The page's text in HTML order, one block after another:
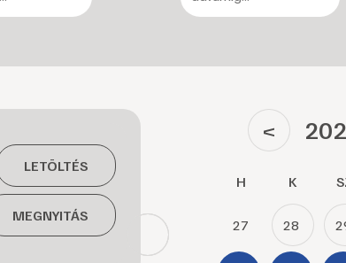
LETÖLTÉS
MEGNYITÁS
<
H K
27 28